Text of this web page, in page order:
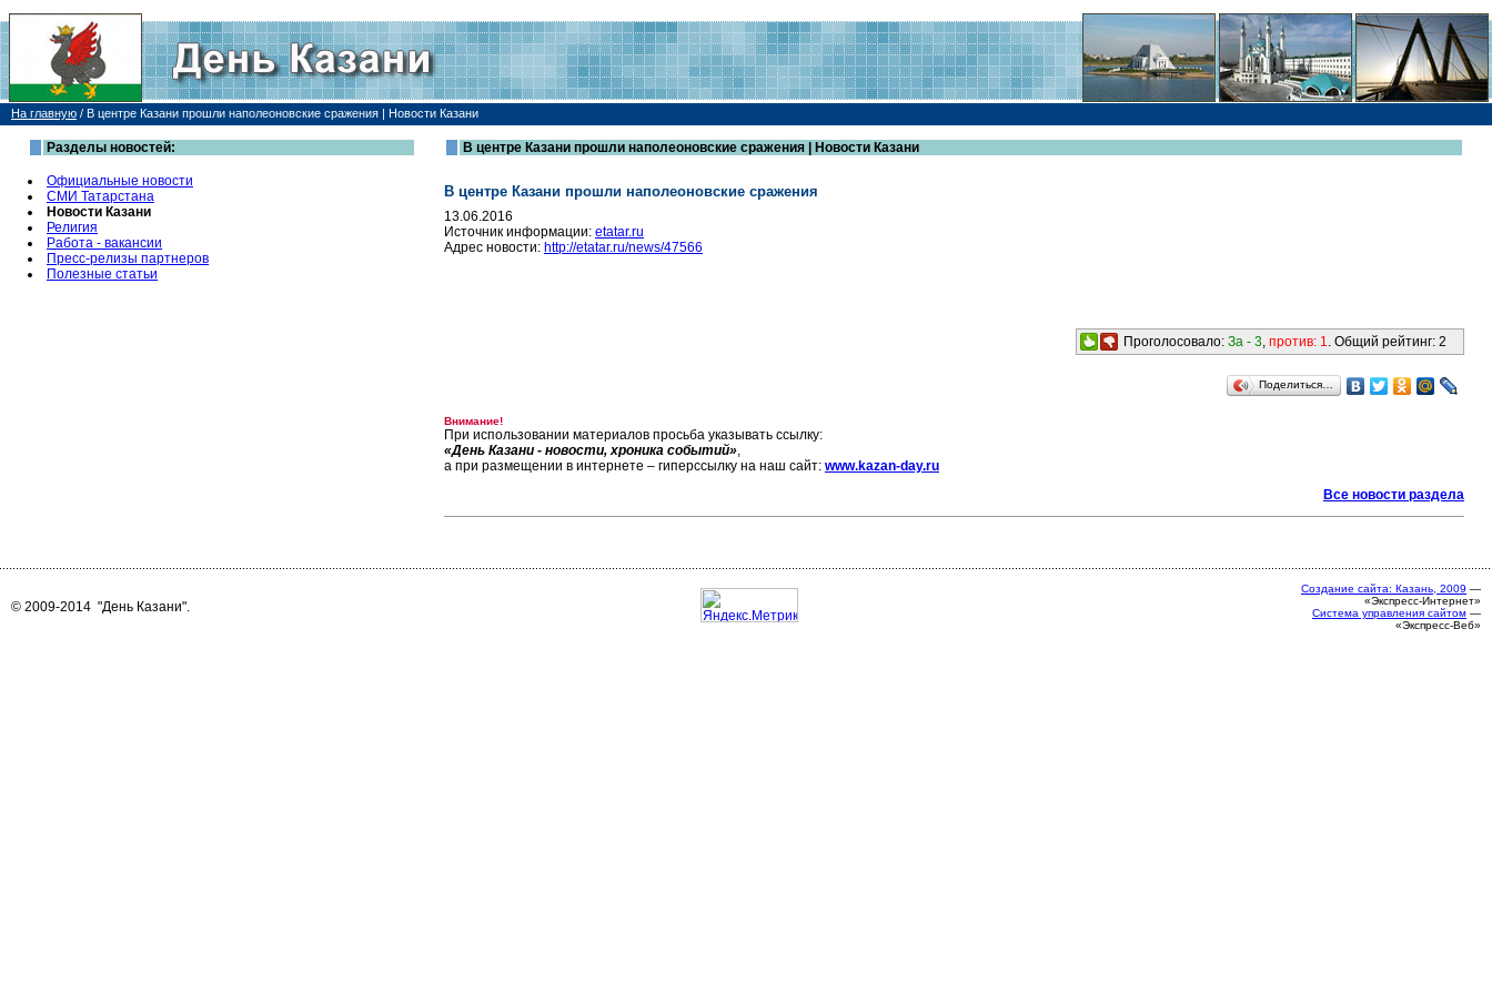
На главную / В центре Казани прошли наполеоновские сражения | Новости Казани
Разделы новостей:
Официальные новости
СМИ Татарстана
Новости Казани
Религия
Работа - вакансии
Пресс-релизы партнеров
Полезные статьи
В центре Казани прошли наполеоновские сражения | Новости Казани
В центре Казани прошли наполеоновские сражения
13.06.2016
Источник информации: etatar.ru
Адрес новости: http://etatar.ru/news/47566
Проголосовало: За - 3, против: 1. Общий рейтинг: 2
Поделиться…
Внимание!
При использовании материалов просьба указывать ссылку:
«День Казани - новости, хроника событий»,
а при размещении в интернете – гиперссылку на наш сайт: www.kazan-day.ru
Все новости раздела
© 2009-2014 "День Казани".
Создание сайта: Казань, 2009 —
«Экспресс-Интернет»
Система управления сайтом —
«Экспресс-Веб»